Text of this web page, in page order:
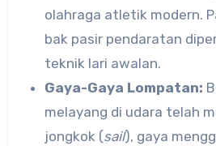
olahraga atletik modern.
bak pasir pendaratan
teknik lari awalan.
Gaya-Gaya Lompatan:
melayang di udara telah
jongkok (sail), gaya